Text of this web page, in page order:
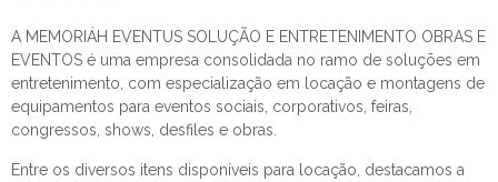
A MEMORIÁH EVENTUS SOLUÇÃO E ENTRETENIMENTO OBRAS E
EVENTOS é uma empresa consolidada no ramo de soluções em
entretenimento, com especialização em locação e montagens de
equipamentos para eventos sociais, corporativos, feiras,
congressos, shows, desfiles e obras.
Entre os diversos itens disponíveis para locação, destacamos a